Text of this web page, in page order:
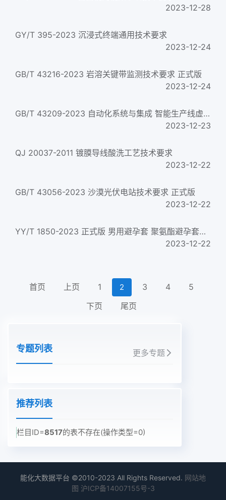
2023-12-28
GY/T 395-2023 沉浸式终端通用技术要求
2023-12-24
GB/T 43216-2023 岩溶关键带监测技术要求 正式版
2023-12-24
GB/T 43209-2023 自动化系统与集成 智能生产线虚拟重构技术要求 正式版
2023-12-23
QJ 20037-2011 镀膜导线酸洗工艺技术要求
2023-12-22
GB/T 43056-2023 沙漠光伏电站技术要求 正式版
2023-12-22
YY/T 1850-2023 正式版 男用避孕套 聚氨酯避孕套的技术要求与试验方法
2023-12-22
首页 上页 1 2 3 4
5
下页
尾页
专题列表 更多专题
推荐列表
栏目ID=8517的表不存在(操作类型=0)
能化大数据平台 ©2010-2023 All Rights Reserved. 网站地
图 沪ICP备14007155号-3